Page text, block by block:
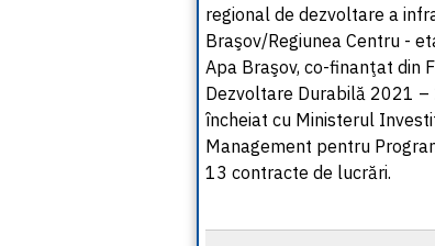
regional de dezvoltare a
Braşov/Regiunea Centru -
Apa Braşov, co-finanţat din
Dezvoltare Durabilă 2021
încheiat cu Ministerul
Management pentru
13 contracte de lucrări.